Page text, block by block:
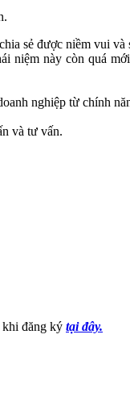
sẻ được niềm vui
này còn quá
nghiệp từ chính
và tư vấn.
khi đăng ký tại đây.